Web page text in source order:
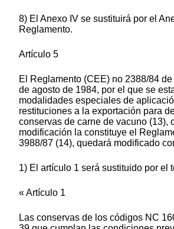
8) El Anexo IV se sustituirá por el
Reglamento.
Artículo 5
El Reglamento (CEE) no 2388/84
de agosto de 1984, por el que se
modalidades especiales de
restituciones a la exportación para
conservas de carne de vacuno (13),
modificación la constituye el
3988/87 (14), quedará modificado
1) El artículo 1 será sustituido por el
« Artículo 1
Las conservas de los códigos NC